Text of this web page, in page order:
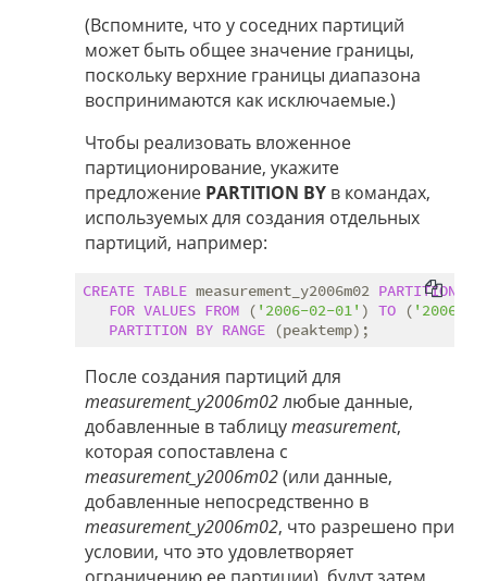
(Вспомните, что у соседних партиций
может быть общее значение границы,
поскольку верхние границы диапазона
воспринимаются как исключаемые.)
Чтобы реализовать вложенное
партиционирование, укажите
предложение PARTITION BY в командах,
используемых для создания отдельных
партиций, например:
CREATE TABLE measurement_y2006m02 PARTITION
FOR VALUES FROM ( '2006-02-01' ) TO ( '2006-
PARTITION BY RANGE
После создания партиций для
measurement_y2006m02любые данные,
добавленные в таблицуmeasurement,
которая сопоставлена с
measurement_y2006m02(или данные,
добавленные непосредственно в
measurement_y2006m02, что разрешено при
условии, что это удовлетворяет